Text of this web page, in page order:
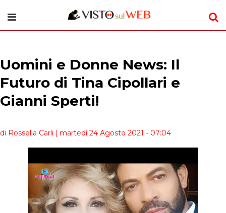
Uomini e Donne News: Il
Futuro di Tina Cipollari e
Gianni Sperti!
di Rossella Carli | martedì 24 Agosto 2021 - 07:04